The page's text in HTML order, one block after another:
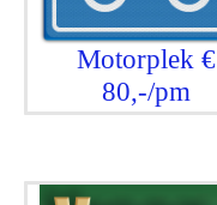
Motorplek €
80,-/pm